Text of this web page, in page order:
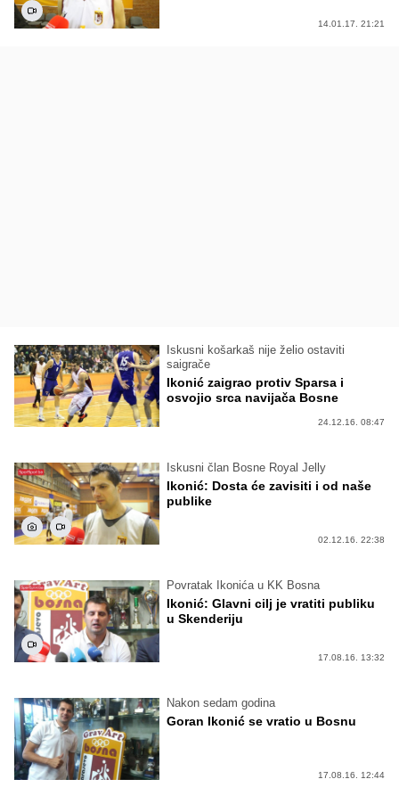
14.01.17. 21:21
Iskusni košarkaš nije želio ostaviti
saigrače
Ikonić zaigrao protiv Sparsa i
osvojio srca navijača Bosne
24.12.16. 08:47
Iskusni član Bosne Royal Jelly
Ikonić: Dosta će zavisiti i od naše
publike
02.12.16. 22:38
Povratak Ikonića u KK Bosna
Ikonić: Glavni cilj je vratiti publiku
u Skenderiju
17.08.16. 13:32
Nakon sedam godina
Goran Ikonić se vratio u Bosnu
17.08.16. 12:44